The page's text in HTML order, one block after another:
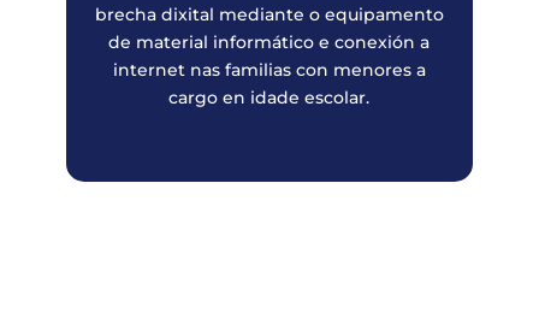
brecha dixital mediante o equipamento
de material informático e conexión a
internet nas familias con menores a
cargo en idade escolar.